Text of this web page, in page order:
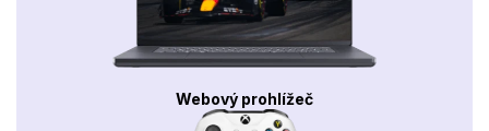
Webový prohlížeč